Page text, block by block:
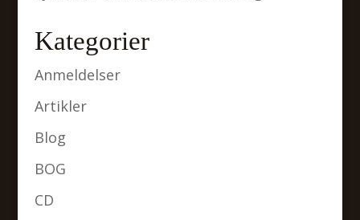
Kategorier
Anmeldelser
Artikler
Blog
BOG
CD